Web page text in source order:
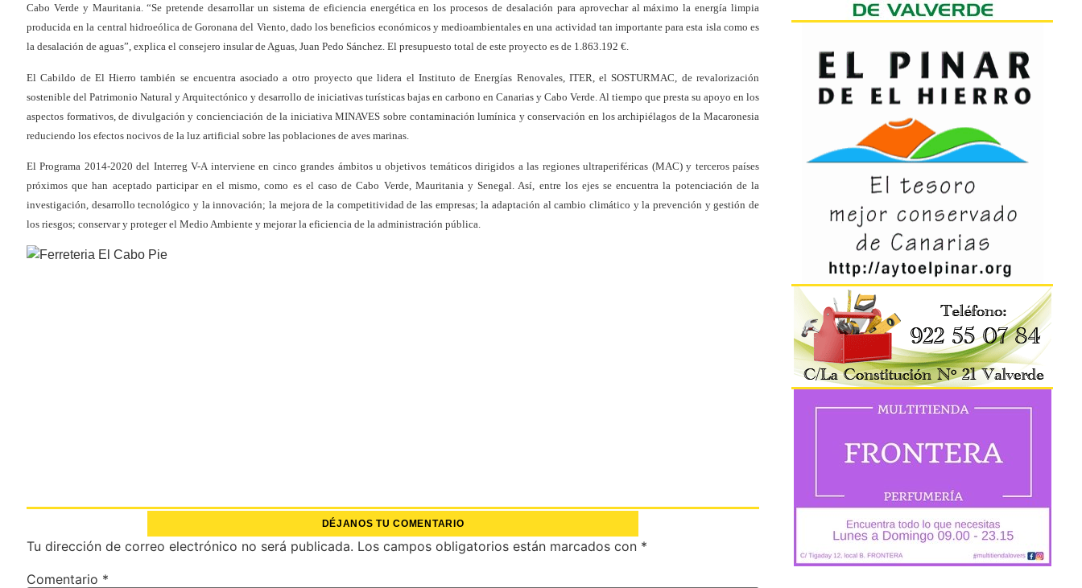
Cabo Verde y Mauritania. “Se pretende desarrollar un sistema de eficiencia energética en los procesos de desalación para aprovechar al máximo la energía limpia
producida en la central hidroeólica de Goronana del Viento, dado los beneficios económicos y medioambientales en una actividad tan importante para esta isla como es
la desalación de aguas”, explica el consejero insular de Aguas, Juan Pedo Sánchez. El presupuesto total de este proyecto es de 1.863.192 €.
El Cabildo de El Hierro también se encuentra asociado a otro proyecto que lidera el Instituto de Energías Renovales, ITER, el SOSTURMAC, de revalorización
sostenible del Patrimonio Natural y Arquitectónico y desarrollo de iniciativas turísticas bajas en carbono en Canarias y Cabo Verde. Al tiempo que presta su apoyo en los
aspectos formativos, de divulgación y concienciación de la iniciativa MINAVES sobre contaminación lumínica y conservación en los archipiélagos de la Macaronesia
reduciendo los efectos nocivos de la luz artificial sobre las poblaciones de aves marinas.
El Programa 2014-2020 del Interreg V-A interviene en cinco grandes ámbitos u objetivos temáticos dirigidos a las regiones ultraperiféricas (MAC) y terceros países
próximos que han aceptado participar en el mismo, como es el caso de Cabo Verde, Mauritania y Senegal. Así, entre los ejes se encuentra la potenciación de la
investigación, desarrollo tecnológico y la innovación; la mejora de la competitividad de las empresas; la adaptación al cambio climático y la prevención y gestión de
los riesgos; conservar y proteger el Medio Ambiente y mejorar la eficiencia de la administración pública.
DÉJANOS TU COMENTARIO
Tu dirección de correo electrónico no será publicada. Los campos obligatorios están marcados con *
Comentario *